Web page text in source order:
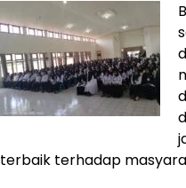
terbaik terhadap